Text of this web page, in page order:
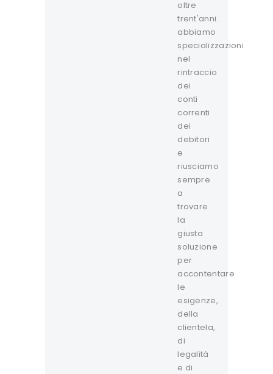
oltre
trent'anni.
abbiamo
specializzazioni
nel
rintraccio
dei
conti
correnti
dei
debitori
e
riusciamo
sempre
a
trovare
la
giusta
soluzione
per
accontentare
le
esigenze,
della
clientela,
di
legalità
e di